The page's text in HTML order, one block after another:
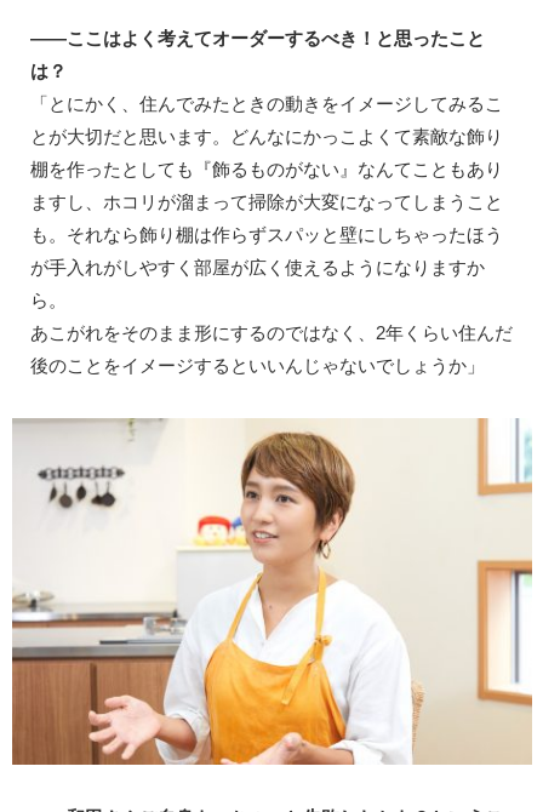
――ここはよく考えてオーダーするべき！と思ったこと
は？
「とにかく、住んでみたときの動きをイメージしてみるこ
とが大切だと思います。どんなにかっこよくて素敵な飾り
棚を作ったとしても『飾るものがない』なんてこともあり
ますし、ホコリが溜まって掃除が大変になってしまうこと
も。それなら飾り棚は作らずスパッと壁にしちゃったほう
が手入れがしやすく部屋が広く使えるようになりますか
ら。
あこがれをそのまま形にするのではなく、2年くらい住んだ
後のことをイメージするといいんじゃないでしょうか」